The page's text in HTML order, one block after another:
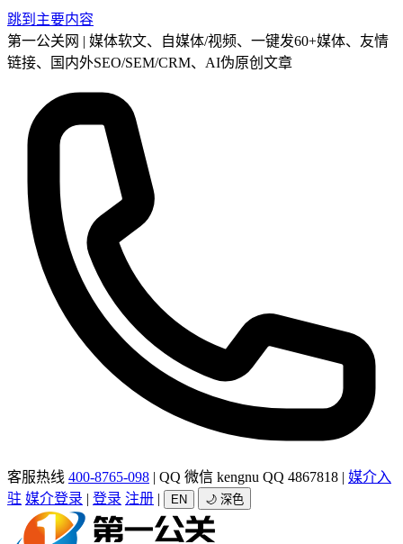
跳到主要内容
第一公关网 | 媒体软文、自媒体/视频、一键发60+媒体、友情
链接、国内外SEO/SEM/CRM、AI伪原创文章
客服热线 400-8765-098 | QQ 微信 kengnu QQ 4867818 | 媒介入
驻 媒介登录 | 登录 注册 | EN 🌙 深色